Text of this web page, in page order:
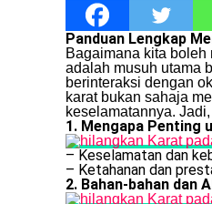
Panduan Lengkap
Bagaimana kita
adalah musuh utama
berinteraksi dengan
karat bukan sahaja
keselamatannya. Jadi,
1. Mengapa Penting
– Keselamatan dan
– Ketahanan dan
2. Bahan-bahan dan